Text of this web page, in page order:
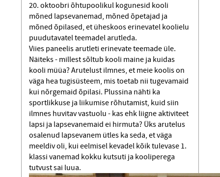
20. oktoobri õhtupoolikul kogunesid kooli
mõned lapsevanemad, mõned õpetajad ja
mõned õpilased, et üheskoos erinevatel koolielu
puudutavatel teemadel arutleda.
Viies paneelis arutleti erinevate teemade üle.
Näiteks - millest sõltub kooli maine ja kuidas
kooli müüa? Arutelust ilmnes, et meie koolis on
väga hea tugisüsteem, mis toetab nii tugevamaid
kui nõrgemaid õpilasi. Plussina nähti ka
sportlikkuse ja liikumise rõhutamist, kuid siin
ilmnes huvitav vastuolu - kas ehk liigne aktiviteet
lapsi ja lapsevanemaid ei hirmuta? Üks arutelus
osalenud lapsevanem ütles ka seda, et väga
meeldiv oli, kui eelmisel kevadel kõik tulevase 1.
klassi vanemad kokku kutsuti ja kooliperega
tutvust sai luua.